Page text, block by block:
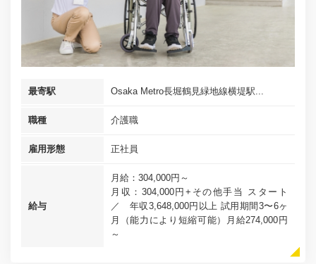
最寄駅 Osaka Metro長堀鶴見緑地線横堤駅...
職種 介護職
雇用形態 正社員
給与
月給：304,000円～
月収：304,000円+その他手当 スタート
／ 年収3,648,000円以上 試用期間3〜6ヶ
月（能力により短縮可能）月給274,000円
～